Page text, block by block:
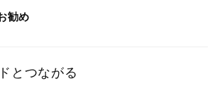
勧め
とつながる